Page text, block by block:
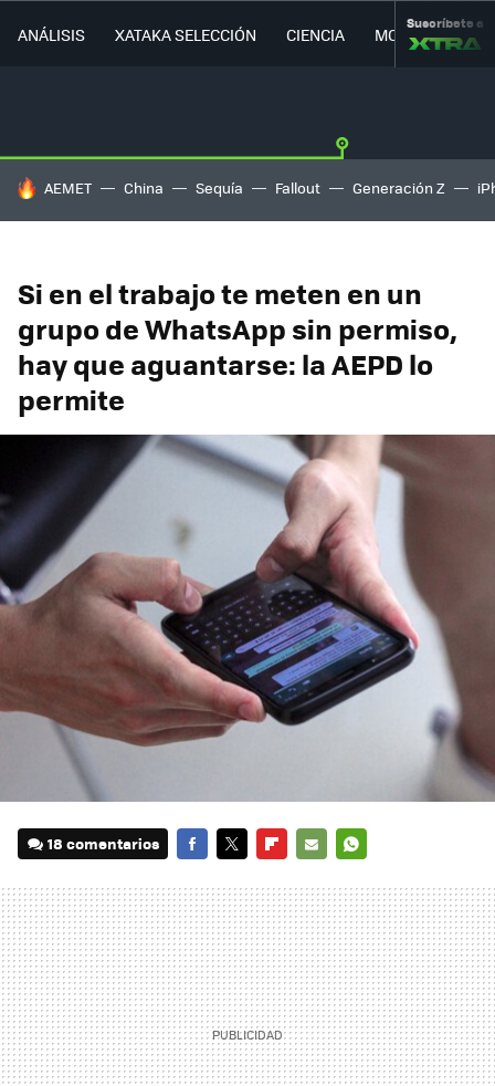
ANÁLISIS XATAKA SELECCIÓN CIENCIA MOVILIDAD
Suscríbete a
HOY SE HABLA DE
AEMET China Sequía Fallout Generación Z
Si en el trabajo te meten en un
grupo de WhatsApp sin permiso,
hay que aguantarse: la AEPD lo
permite
18 comentarios
MAIL